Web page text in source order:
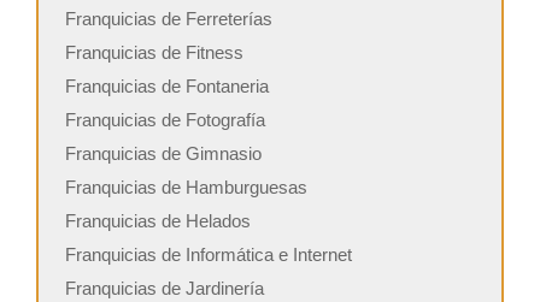
Franquicias de Ferreterías
Franquicias de Fitness
Franquicias de Fontaneria
Franquicias de Fotografía
Franquicias de Gimnasio
Franquicias de Hamburguesas
Franquicias de Helados
Franquicias de Informática e Internet
Franquicias de Jardinería